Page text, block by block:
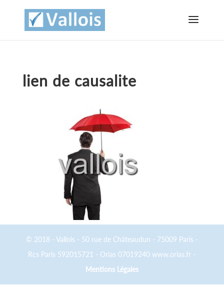
lien de causalite
© 2018 - Vallois - 50 rue de Châteaudun - 75009 Paris -
Rcs Paris 592015721 - Orias 07019240 www.orias.fr -
Mentions Légales